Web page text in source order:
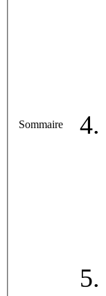
Sommaire